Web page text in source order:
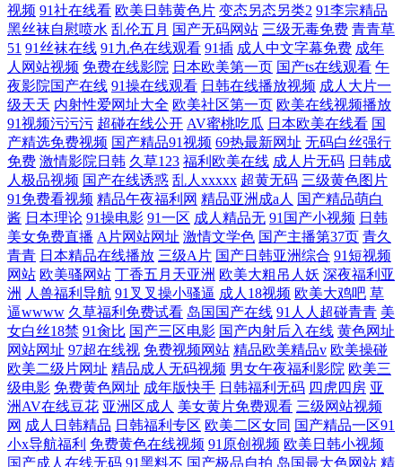
视频 91社在线看 欧美日韩黄色片 变态另态另类2 91李宗精品
黑丝袜自慰喷水 乱伦五月 国产无码网站 三级无毒免费 青青草
51 91丝袜在线 91九色在线观看 91插 成人中文字幕免费 成年
人网站视频 免费在线影院 日本欧美第一页 国产ts在线观看 午
夜影院国产在线 91操在线观看 日韩在线播放视频 成人大片一
级天天 内射性爱网址大全 欧美社区第一页 欧美在线视频播放
91视频污污污 超碰在线公开 AV蜜桃吃瓜 日本欧美在线看 国
产精选免费视频 国产精品91视频 69热最新网址 无码白丝强行
免费 激情影院日韩 久草123 福利欧美在线 成人片无码 日韩成
人极品视频 国产在线诱惑 乱人xxxxx 超黄无码 三级黄色图片
91免费看视频 精品午夜福利网 精品亚洲成a人 国产精品萌白
酱 日本理论 91操电影 91一区 成人精品无 91国产小视频 日韩
美女免费直播 A片网站网址 激情文学色 国产主播第37页 青久
青青 日本精品在线播放 三级A片 国产日韩亚洲综合 91短视频
网站 欧美骚网站 丁香五月天亚洲 欧美大粗吊人妖 深夜福利亚
洲 人兽福利导航 91叉叉操小骚逼 成人18视频 欧美大鸡吧 草
逼wwww 久草福利免费试看 岛国国产在线 91人人超碰青青 美
女白丝18禁 91肏比 国产三区电影 国产内射后入在线 黄色网址
网站网址 97超在线视 免费视频网站 精品欧美精品v 欧美操碰
欧美二级片网址 精品成人无码视频 男女午夜福利影院 欧美三
级电影 免费黄色网址 成年版快手 日韩福利无码 四虎四房 亚
洲AV在线豆花 亚洲区成人 美女黄片免费观看 三级网站视频
网 成人日韩精品 日韩福利专区 欧美二区女同 国产精品一区91
小x导航福利 免费黄色在线视频 91原创视频 欧美日韩小视频
国产成人在线无码 91黑料不 国产极品自拍 岛国最大色网站 精